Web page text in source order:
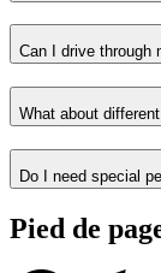
Can I drive through
What about
Do I need special
Pied de